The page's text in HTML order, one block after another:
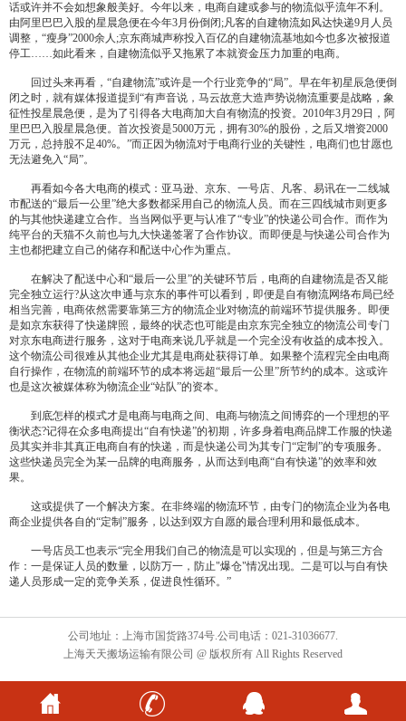
话或许并不会如想象般美好。今年以来，电商自建或参与的物流似乎流年不利。
由阿里巴巴入股的星晨急便在今年3月份倒闭;凡客的自建物流如风达快递9月人员
调整，“瘦身”2000余人;京东商城声称投入百亿的自建物流基地如今也多次被报道
停工……如此看来，自建物流似乎又拖累了本就资金压力加重的电商。
回过头来再看，“自建物流”或许是一个行业竞争的“局”。早在年初星辰急便倒
闭之时，就有媒体报道提到“有声音说，马云故意大造声势说物流重要是战略，象
征性投星晨急便，是为了引得各大电商加大自有物流的投资。2010年3月29日，阿
里巴巴入股星晨急便。首次投资是5000万元，拥有30%的股份，之后又增资2000
万元，总持股不足40%。”而正因为物流对于电商行业的关键性，电商们也甘愿也
无法避免入“局”。
再看如今各大电商的模式：亚马逊、京东、一号店、凡客、易讯在一二线城
市配送的“最后一公里”绝大多数都采用自己的物流人员。而在三四线城市则更多
的与其他快递建立合作。当当网似乎更与认准了“专业”的快递公司合作。而作为
纯平台的天猫不久前也与九大快递签署了合作协议。而即便是与快递公司合作为
主也都把建立自己的储存和配送中心作为重点。
在解决了配送中心和“最后一公里”的关键环节后，电商的自建物流是否又能
完全独立运行?从这次申通与京东的事件可以看到，即便是自有物流网络布局已经
相当完善，电商依然需要靠第三方的物流企业对物流的前端环节提供服务。即便
是如京东获得了快递牌照，最终的状态也可能是由京东完全独立的物流公司专门
对京东电商进行服务，这对于电商来说几乎就是一个完全没有收益的成本投入。
这个物流公司很难从其他企业尤其是电商处获得订单。如果整个流程完全由电商
自行操作，在物流的前端环节的成本将远超“最后一公里”所节约的成本。这或许
也是这次被媒体称为物流企业“站队”的资本。
到底怎样的模式才是电商与电商之间、电商与物流之间博弈的一个理想的平
衡状态?记得在众多电商提出“自有快递”的初期，许多身着电商品牌工作服的快递
员其实并非其真正电商自有的快递，而是快递公司为其专门“定制”的专项服务。
这些快递员完全为某一品牌的电商服务，从而达到电商“自有快递”的效率和效
果。
这或提供了一个解决方案。在非终端的物流环节，由专门的物流企业为各电
商企业提供各自的“定制”服务，以达到双方自愿的最合理利用和最低成本。
一号店员工也表示“完全用我们自己的物流是可以实现的，但是与第三方合
作：一是保证人员的数量，以防万一，防止"爆仓"情况出现。二是可以与自有快
递人员形成一定的竞争关系，促进良性循环。”
公司地址：上海市国货路374号.公司电话：021-31036677.
上海天天搬场运输有限公司 @ 版权所有 All Rights Reserved